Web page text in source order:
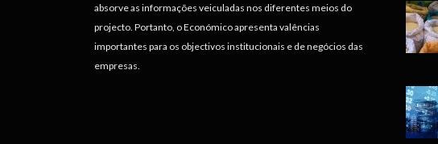
absorve as informações veiculadas nos diferentes meios do
projecto. Portanto, o Económico apresenta valências
importantes para os objectivos institucionais e de negócios das
empresas.